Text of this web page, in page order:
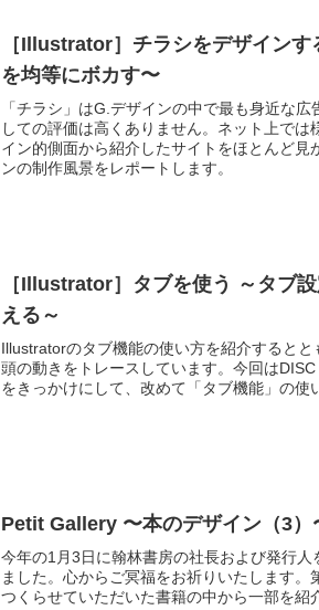
［Illustrator］チラシをデザイン
を均等にボカす〜
「チラシ」はG.デザインの中で最も身近な
しての評価は高くありません。ネット上で
イン的側面から紹介したサイトをほとんど見
ンの制作風景をレポートします。
［Illustrator］タブを使う ～タブ
える～
Illustratorのタブ機能の使い方を紹介すると
頭の動きをトレースしています。今回は
をきっかけにして、改めて「タブ機能」の使
Petit Gallery 〜本のデザイン（3
今年の1月3日に翰林書房の社長および発行
ました。心からご冥福をお祈りいたします
つくらせていただいた書籍の中から一部を紹